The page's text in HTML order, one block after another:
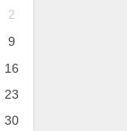
2
9
16
23
30